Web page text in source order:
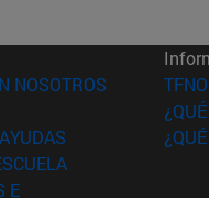
NOSOTROS (abre en
en nueva ventana)
(abre en nueva
(abre en nueva
E